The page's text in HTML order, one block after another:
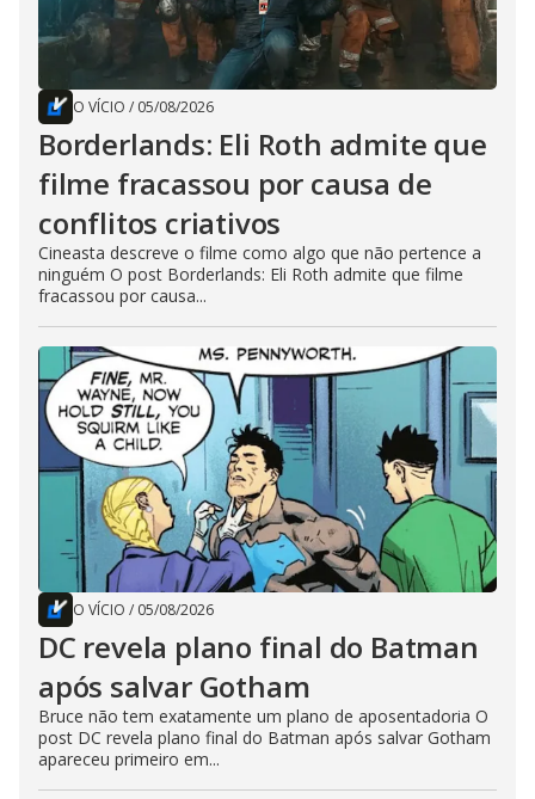
O VÍCIO / 05/08/2026
Borderlands: Eli Roth admite que
filme fracassou por causa de
conflitos criativos
Cineasta descreve o filme como algo que não pertence a
ninguém O post Borderlands: Eli Roth admite que filme
fracassou por causa...
O VÍCIO / 05/08/2026
DC revela plano final do Batman
após salvar Gotham
Bruce não tem exatamente um plano de aposentadoria O
post DC revela plano final do Batman após salvar Gotham
apareceu primeiro em...